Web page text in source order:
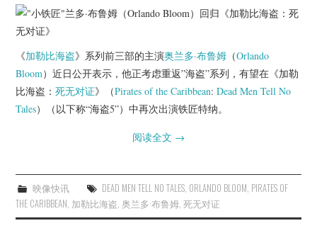
杂七杂八
美剧英剧
电影档期
《加勒比海盗》系列前三部的主演奥兰多·布鲁姆 （Orlando
Bloom）近日公开表示，他正考虑重返”海盗”系列，有望在《加勒
比海盗：死无对证》（Pirates of the Caribbean:Dead Men Tell No
Tales）（以下称“海盗5”）中再次出演铁匠特纳。
阅读全文 →
映像快讯 DEAD MEN TELL NO TALES, ORLANDO BLOOM, PIRATES OF
THE CARIBBEAN, 加勒比海盗,奥兰多·布鲁姆,死无对证